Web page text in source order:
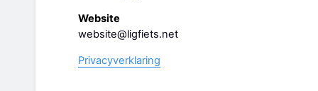
Website
website@ligfiets.net
Privacyverklaring